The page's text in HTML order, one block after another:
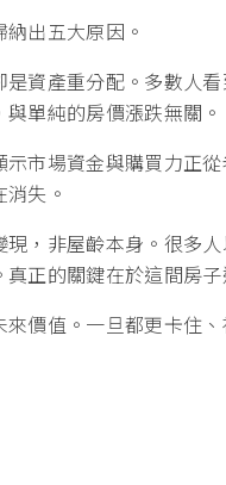
出五大原因。
資產重分配。多數人
單純的房價漲跌無關。
市場資金與購買力正
失。
，非屋齡本身。很多
正的關鍵在於這間房
價值。一旦都更卡住